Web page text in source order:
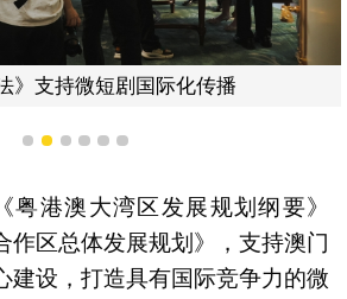
》支持微短剧国际化传播
1 2 3 4 5 6
粤港澳大湾区发展规划纲要》
作区总体发展规划》，支持澳门
建设，打造具有国际竞争力的微